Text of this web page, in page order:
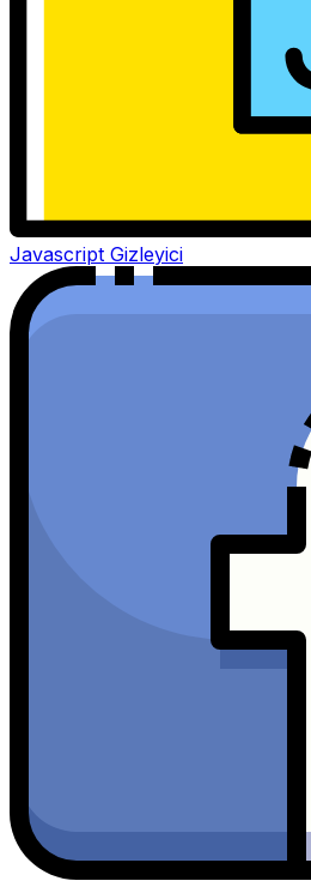
Javascript Gizleyici